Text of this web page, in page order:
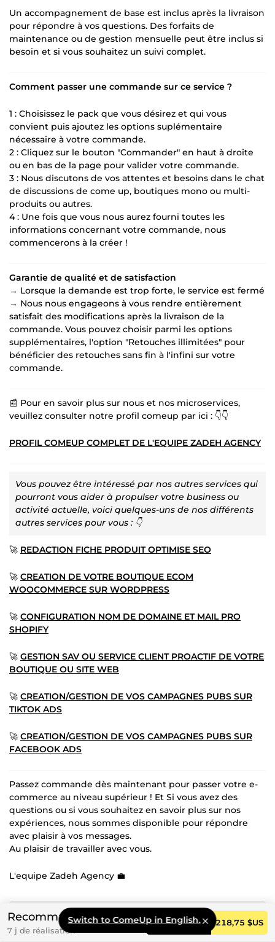
Un accompagnement de base est inclus après la livraison
pour répondre à vos questions. Des forfaits de
maintenance ou de gestion mensuelle peut être inclus si
besoin et si vous souhaitez un suivi complet.
Comment passer une commande sur ce service ?
1️ : Choisissez le pack que vous désirez et qui vous
convient puis ajoutez les options suplémentaire
nécessaire à votre commande.
2️ : Cliquez sur le bouton "Commander" en haut à droite
ou en bas de la page pour valider votre commande.
3️ : Nous discutons de vos attentes et besoins dans le chat
de discussions de come up, boutiques mono ou multi-
produits ou autres.
4️ : Une fois que vous nous aurez fourni toutes les
informations concernant votre commande, nous
commencerons à la créer !
Garantie de qualité et de satisfaction
→ Lorsque la demande est trop forte, le service est fermé
→ Nous nous engageons à vous rendre entièrement
satisfait des modifications après la livraison de la
commande. Vous pouvez choisir parmi les options
supplémentaires, l'option "Retouches illimitées" pour
bénéficier des retouches sans fin à l'infini sur votre
commande.
📰 Pour en savoir plus sur nous et nos microservices,
veuillez consulter notre profil comeup par ici : 👇👇
PROFIL COMEUP COMPLET DE L'EQUIPE ZADEH AGENCY
Vous pouvez être intéressé par nos autres services qui
pourront vous aider à propulser votre business ou
activité actuelle, voici quelques-uns de nos différents
autres services pour vous : 👇
🚀 REDACTION FICHE PRODUIT OPTIMISE SEO
🚀 CREATION DE VOTRE BOUTIQUE ECOM
WOOCOMMERCE SUR WORDPRESS
🚀 CONFIGURATION NOM DE DOMAINE ET MAIL PRO
SHOPIFY
🚀 GESTION SAV OU SERVICE CLIENT PROACTIF DE VOTRE
BOUTIQUE OU SITE WEB
🚀 CREATION/GESTION DE VOS CAMPAGNES PUBS SUR
TIKTOK ADS
🚀 CREATION/GESTION DE VOS CAMPAGNES PUBS SUR
FACEBOOK ADS
Passez commande dès maintenant pour passer votre e-
commerce au niveau supérieur ! Et Si vous avez des
questions ou si vous souhaitez en savoir plus sur nos
expériences, nous sommes disponible pour répondre
avec plaisir à vos messages.
Au plaisir de travailler avec vous.
L'equipe Zadeh Agency 💼
Je vais m'occuper de la création de
votre boutique pro sur mesure et
Recommandé
7 j de réalisation
Commander 218,75 $US
Switch to ComeUp in English.